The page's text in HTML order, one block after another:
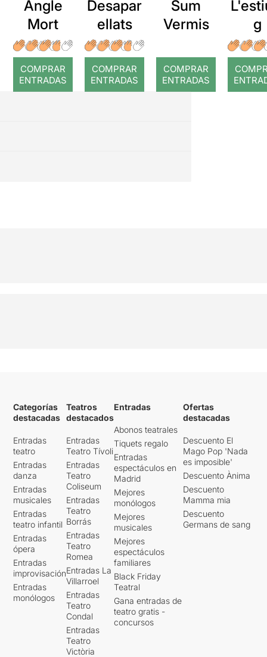
como el baile de embriones
inicial, o el efecto de la
tormenta;
y otros …
Angle
Mort
COMPRAR
ENTRADAS
Desapar
ellats
COMPRAR
ENTRADAS
Sum
Vermis
COMPRAR
ENTRADAS
g
Categorías
destacadas
Entradas
teatro
Entradas
danza
Entradas
musicales
Entradas
teatro infantil
Entradas
ópera
Entradas
improvisación
Entradas
monólogos
Teatros
destacados
Entradas
Teatro Tívoli
Entradas
Teatro
Coliseum
Entradas
Teatro
Borrás
Entradas
Teatro
Romea
Entradas La
Villarroel
Entradas
Teatro
Condal
Entradas
Teatro
Victòria
Entradas
Abonos teatrales
Tiquets regalo
Entradas
espectáculos en
Madrid
Mejores
monólogos
Mejores
musicales
Mejores
espectáculos
familiares
Black Friday
Teatral
Gana entradas de
teatro gratis -
concursos
Ofertas
destacadas
Descuento El
Mago Pop 'Nada
es imposible'
Descuento Ànima
Descuento
Mamma mia
Descuento
Germans de sang